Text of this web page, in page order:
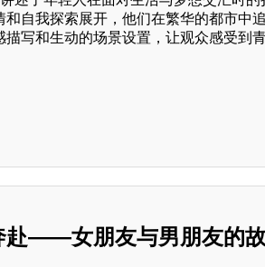
自我探索展开，他们在繁华的都市中
写和生动的场景设置，让观众感受到
赴——女朋友与男朋友的